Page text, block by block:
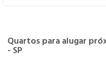
Quartos para alugar
- SP